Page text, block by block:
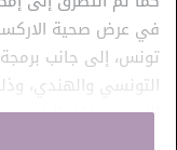
في عرض صحية
تونس، إلى جانب
التونسي والهندي،
اللامادي لكلا البلدين.